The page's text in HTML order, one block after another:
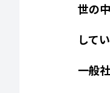
世の
して
一般